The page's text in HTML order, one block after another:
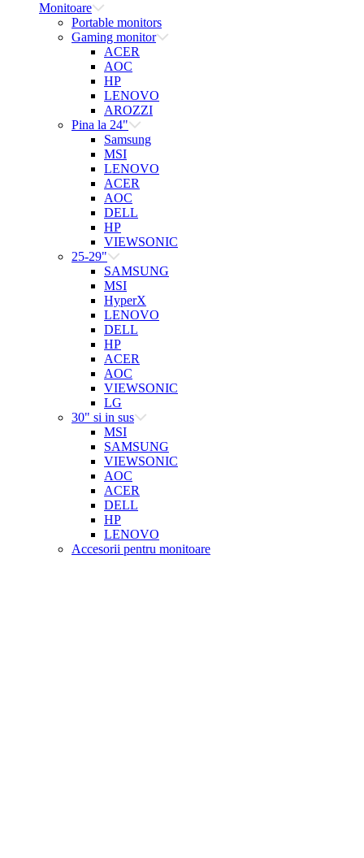
Monitoare
Portable monitors
Gaming monitor
ACER
AOC
HP
LENOVO
AROZZI
Pina la 24"
Samsung
MSI
LENOVO
ACER
AOC
DELL
HP
VIEWSONIC
25-29"
SAMSUNG
MSI
HyperX
LENOVO
DELL
HP
ACER
AOC
VIEWSONIC
LG
30" si in sus
MSI
SAMSUNG
VIEWSONIC
AOC
ACER
DELL
HP
LENOVO
Accesorii pentru monitoare